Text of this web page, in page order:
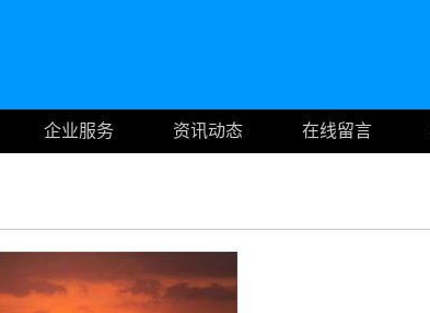
企业服务 资讯动态 在线留言